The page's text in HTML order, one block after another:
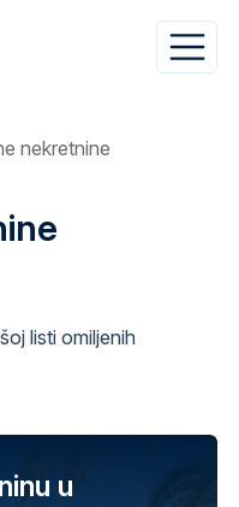
nekretnine
listi omiljenih
u